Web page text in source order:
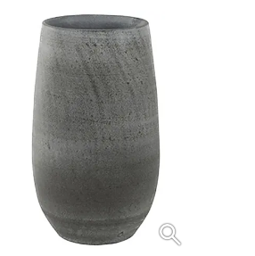
search